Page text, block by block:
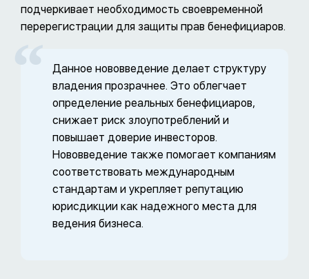
подчеркивает необходимость своевременной
перерегистрации для защиты прав бенефициаров.
Данное нововведение делает структуру
владения прозрачнее. Это облегчает
определение реальных бенефициаров,
снижает риск злоупотреблений и
повышает доверие инвесторов.
Нововведение также помогает компаниям
соответствовать международным
стандартам и укрепляет репутацию
юрисдикции как надежного места для
ведения бизнеса.